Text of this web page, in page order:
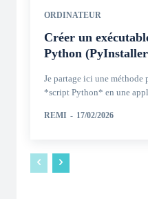
ORDINATEUR
Créer un
Python
Je partage ici une méthode
*script Python* en une
REMI - 17/02/2026